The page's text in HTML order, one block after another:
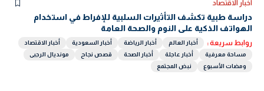
أخبار الاقتصاد
دراسة طبية تكشف التأثيرات السلبية للإفراط في استخدام
الهواتف الذكية على النوم والصحة العامة
روابط سريعة : أخبار العالم أخبار الرياضة أخبار السعودية
أخبار الاقتصاد
مساحة معرفية
أخبار عاجلة أخبار الصحة قصص نجاح
مونديال الرجبى
ومضات الأسبوع
نبض المجتمع